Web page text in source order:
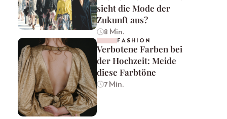
sieht die Mode der
Zukunft aus?
8 Min.
FASHION
Verbotene Farben bei
der Hochzeit: Meide
diese Farbtöne
7 Min.